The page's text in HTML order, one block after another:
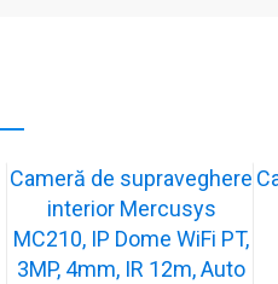
Cameră de supraveghere
interior Mercusys
MC210, IP Dome WiFi PT,
3MP, 4mm, IR 12m, Auto